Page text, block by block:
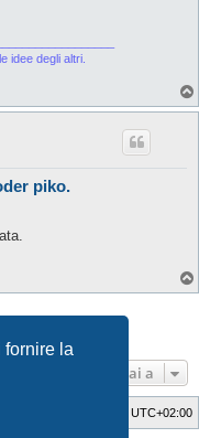
fornire la
idee degli altri.
piko.
Vai a
UTC+02:00